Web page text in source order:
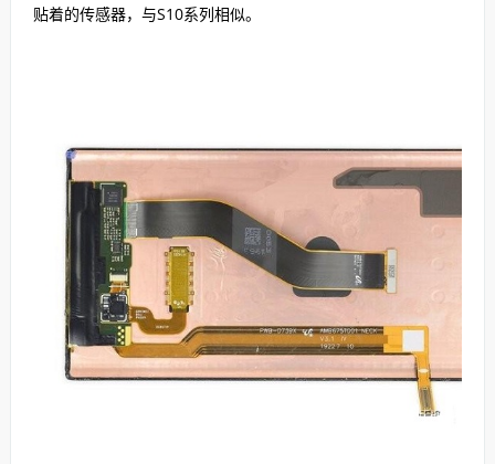
贴着的传感器，与S10系列相似。